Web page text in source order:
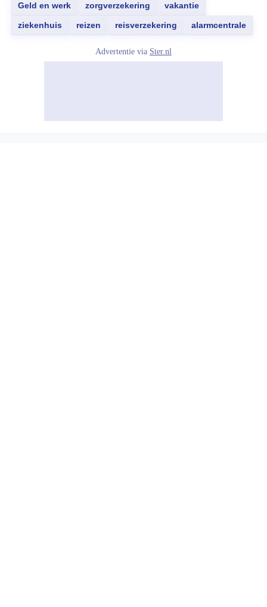
Geld en werk
zorgverzekering vakantie
ziekenhuis reizen reisverzekering alarmcentrale
Advertentie via Ster.nl